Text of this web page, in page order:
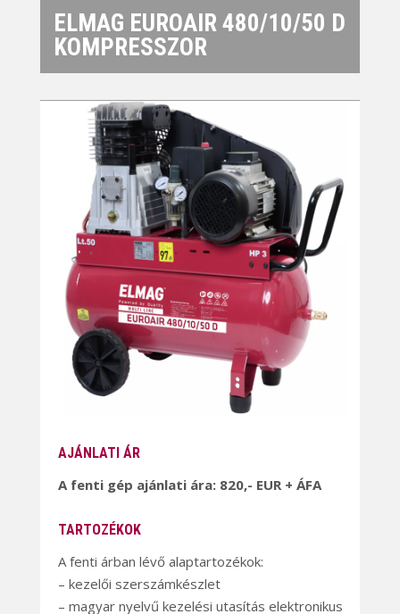
ELMAG EUROAIR 480/10/50 D
KOMPRESSZOR
AJÁNLATI ÁR
A fenti gép ajánlati ára: 820,- EUR + ÁFA
TARTOZÉKOK
A fenti árban lévő alaptartozékok:
– kezelői szerszámkészlet
– magyar nyelvű kezelési utasítás elektronikus